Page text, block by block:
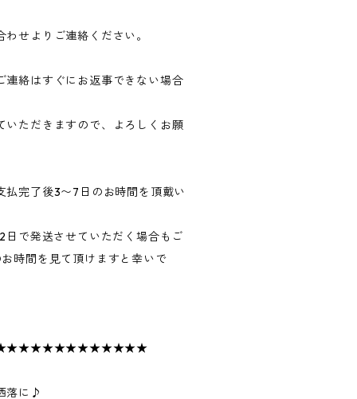
せよりご連絡ください。
連絡はすぐにお返事できない場合
いただきますので、よろしくお願
払完了後3〜7日のお時間を頂戴い
日で発送させていただく場合もご
時間を見て頂けますと幸いで
落に♪